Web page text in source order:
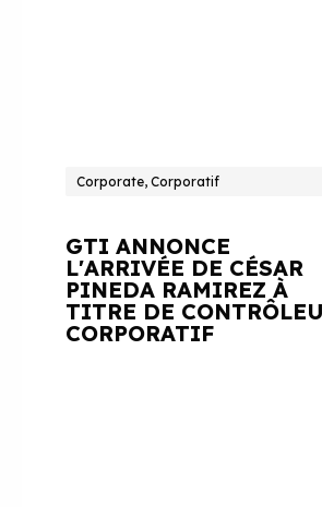
Corporate, Corporatif
GTI ANNONCE
L'ARRIVÉE DE CÉSAR
PINEDA RAMIREZ À
TITRE DE
CORPORATIF